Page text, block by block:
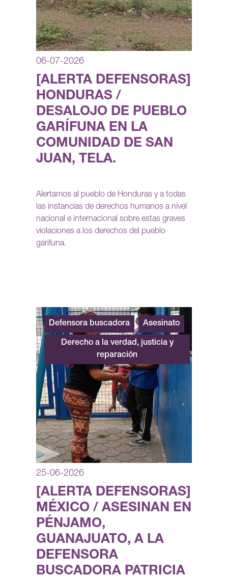
06-07-2026
[ALERTA DEFENSORAS]
HONDURAS /
DESALOJO DE PUEBLO
GARÍFUNA EN LA
COMUNIDAD DE SAN
JUAN, TELA.
Alertamos al pueblo de Honduras y a todas
las instancias de derechos humanos a nivel
nacional e internacional sobre estas graves
violaciones a los derechos del pueblo
garifuna.
Defensora buscadora Asesinato
Derecho a la verdad, justicia y
reparación
25-06-2026
[ALERTA DEFENSORAS]
MÉXICO / ASESINAN EN
PÉNJAMO,
GUANAJUATO, A LA
DEFENSORA
BUSCADORA PATRICIA